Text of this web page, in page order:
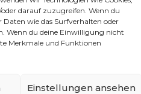
darauf zuzugreifen. Wenn du
wie das Surfverhalten oder
Wenn du deine Einwilligung nicht
Merkmale und Funktionen
Einstellungen ansehen
gesammelt,
mit. Wer sein Album
erhältlich.
Discount, die diese
sind!